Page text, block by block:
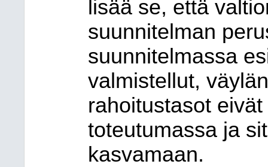
lisää se, että
suunnitelman
suunnitelmassa
valmistellut,
rahoitustasot
toteutumassa ja
kasvamaan.